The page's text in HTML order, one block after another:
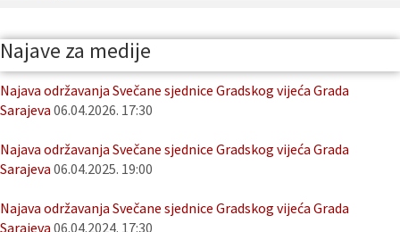
Najave za medije
Najava održavanja Svečane sjednice Gradskog vijeća Grada
Sarajeva 06.04.2026. 17:30
Najava održavanja Svečane sjednice Gradskog vijeća Grada
Sarajeva 06.04.2025. 19:00
Najava održavanja Svečane sjednice Gradskog vijeća Grada
Sarajeva 06.04.2024. 17:30